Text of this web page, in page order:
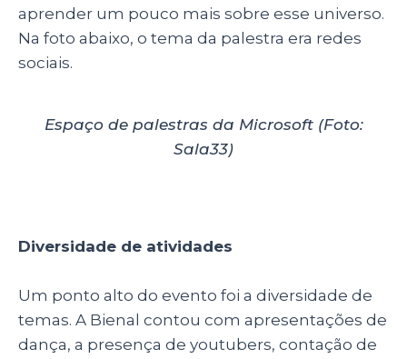
aprender um pouco mais sobre esse universo.
Na foto abaixo, o tema da palestra era redes
sociais.
Espaço de palestras da Microsoft (Foto:
Sala33)
Diversidade de atividades
Um ponto alto do evento foi a diversidade de
temas. A Bienal contou com apresentações de
dança, a presença de youtubers, contação de